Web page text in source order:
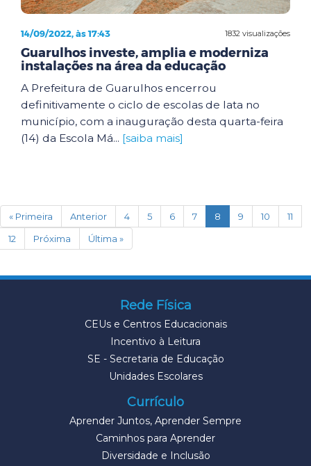
1832 visualizações
14/09/2022, às 17:43
Guarulhos investe, amplia e moderniza
instalações na área da educação
A Prefeitura de Guarulhos encerrou
definitivamente o ciclo de escolas de lata no
município, com a inauguração desta quarta-feira
(14) da Escola Má... [saiba mais]
« Primeira Anterior 4 5 6 7 8 (current)
9 10
11
12
Próxima Última »
Rede Física
CEUs e Centros Educacionais
Incentivo à Leitura
SE - Secretaria de Educação
Unidades Escolares
Currículo
Aprender Juntos, Aprender Sempre
Caminhos para Aprender
Diversidade e Inclusão